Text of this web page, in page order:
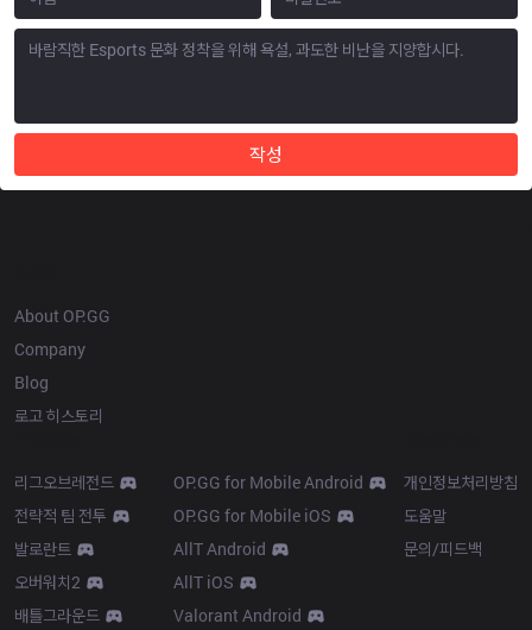
작성
About OP.GG
Company
Blog
로고 히스토리
리그오브레전드
전략적 팀 전투
발로란트
오버워치2
배틀그라운드
OP.GG for Mobile Android
OP.GG for Mobile iOS
AllT Android
AllT iOS
Valorant Android
개인정보처리방침
도움말
문의/피드백